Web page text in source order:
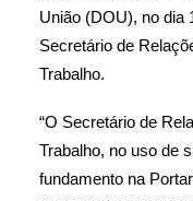
União (DOU), no dia
Secretário de
Trabalho.
“O Secretário de
Trabalho, no uso de
fundamento na